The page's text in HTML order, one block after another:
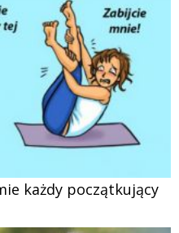
każdy początkujący